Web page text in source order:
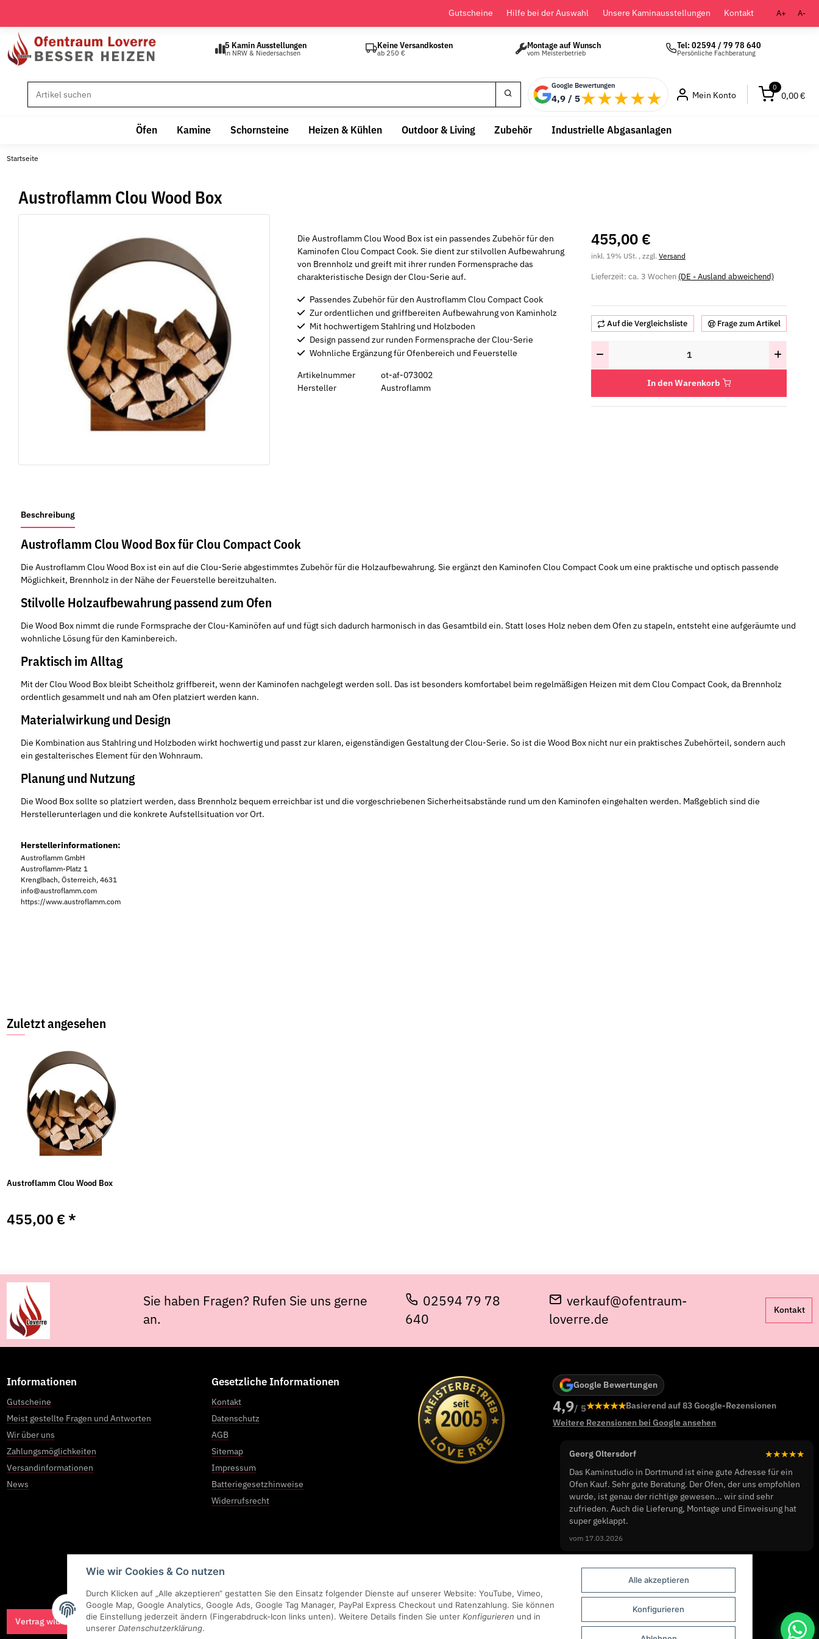
Wie wir Cookies & Co nutzen
Durch Klicken auf „Alle akzeptieren“ gestatten Sie den Einsatz folgender Dienste auf unserer Website: YouTube, Vimeo,
Google Map, Google Analytics, Google Ads, Google Tag Manager, PayPal Express Checkout und Ratenzahlung. Sie können
die Einstellung jederzeit ändern (Fingerabdruck-Icon links unten). Weitere Details finden Sie unter Konfigurieren und in
unserer Datenschutzerklärung.
Alle akzeptieren
Konfigurieren
Gutscheine Hilfe bei der Auswahl Unsere Kaminausstellungen Kontakt A+ A-
5 Kamin Ausstellungen
in NRW & Niedersachsen
Keine Versandkosten
ab 250 €
Montage auf Wunsch
vom Meisterbetrieb
Tel: 02594 / 79 78 640
Persönliche Fachberatung
Google Bewertungen
4,9 / 5★★★★★ Mein Konto
0
0,00 €
Öfen Kamine Schornsteine Heizen & Kühlen Outdoor & Living Zubehör Industrielle Abgasanlagen
Startseite
Austroflamm Clou Wood Box
Die Austroflamm Clou Wood Box ist ein passendes Zubehör für den
Kaminofen Clou Compact Cook. Sie dient zur stilvollen Aufbewahrung
von Brennholz und greift mit ihrer runden Formensprache das
charakteristische Design der Clou-Serie auf.
Passendes Zubehör für den Austroflamm Clou Compact Cook
Zur ordentlichen und griffbereiten Aufbewahrung von Kaminholz
Mit hochwertigem Stahlring und Holzboden
Design passend zur runden Formensprache der Clou-Serie
Wohnliche Ergänzung für Ofenbereich und Feuerstelle
Artikelnummer
ot-af-073002
Hersteller
Austroflamm
455,00 €
inkl. 19% USt. , zzgl. Versand
Lieferzeit: ca. 3 Wochen (DE - Ausland abweichend)
Auf die Vergleichsliste Frage zum Artikel
In den Warenkorb
Beschreibung
Austroflamm Clou Wood Box für Clou Compact Cook
Die Austroflamm Clou Wood Box ist ein auf die Clou-Serie abgestimmtes Zubehör für die Holzaufbewahrung. Sie ergänzt den Kaminofen Clou Compact Cook um eine praktische und optisch passende
Möglichkeit, Brennholz in der Nähe der Feuerstelle bereitzuhalten.
Stilvolle Holzaufbewahrung passend zum Ofen
Die Wood Box nimmt die runde Formsprache der Clou-Kaminöfen auf und fügt sich dadurch harmonisch in das Gesamtbild ein. Statt loses Holz neben dem Ofen zu stapeln, entsteht eine aufgeräumte und
wohnliche Lösung für den Kaminbereich.
Praktisch im Alltag
Mit der Clou Wood Box bleibt Scheitholz griffbereit, wenn der Kaminofen nachgelegt werden soll. Das ist besonders komfortabel beim regelmäßigen Heizen mit dem Clou Compact Cook, da Brennholz
ordentlich gesammelt und nah am Ofen platziert werden kann.
Materialwirkung und Design
Die Kombination aus Stahlring und Holzboden wirkt hochwertig und passt zur klaren, eigenständigen Gestaltung der Clou-Serie. So ist die Wood Box nicht nur ein praktisches Zubehörteil, sondern auch
ein gestalterisches Element für den Wohnraum.
Planung und Nutzung
Die Wood Box sollte so platziert werden, dass Brennholz bequem erreichbar ist und die vorgeschriebenen Sicherheitsabstände rund um den Kaminofen eingehalten werden. Maßgeblich sind die
Herstellerunterlagen und die konkrete Aufstellsituation vor Ort.
Herstellerinformationen:
Austroflamm GmbH
Austroflamm-Platz 1
Krenglbach, Österreich, 4631
info@austroflamm.com
https://www.austroflamm.com
Zuletzt angesehen
Austroflamm Clou Wood Box
455,00 € *
Sie haben Fragen? Rufen Sie uns gerne
an.
02594 79 78
640
verkauf@ofentraum-
loverre.de
Kontakt
Informationen
Gutscheine
Meist gestellte Fragen und Antworten
Wir über uns
Zahlungsmöglichkeiten
Versandinformationen
News
Gesetzliche Informationen
Kontakt
Datenschutz
AGB
Sitemap
Impressum
Batteriegesetzhinweise
Widerrufsrecht
Google Bewertungen
4,9/ 5★★★★★Basierend auf 83 Google-Rezensionen
Weitere Rezensionen bei Google ansehen
engagiert, schönes Studio, kann man nur weiter empfehlen !!!
Georg Oltersdorf
★★★★★
Das Kaminstudio in Dortmund ist eine gute Adresse für ein
Ofen Kauf. Sehr gute Beratung. Der Ofen, der uns empfohlen
wurde, ist genau der richtige gewesen... wir sind sehr
zufrieden. Auch die Lieferung, Montage und Einweisung hat
super geklappt.
vom 17.03.2026
Vertrag widerrufen